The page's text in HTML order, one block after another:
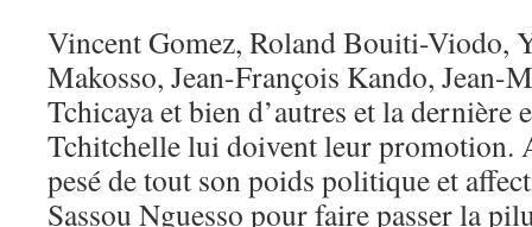
Vincent Gomez, Roland Bouiti-Viodo,
Makosso, Jean-François Kando, Jean-
Tchicaya et bien d’autres et la dernière
Tchitchelle lui doivent leur promotion.
pesé de tout son poids politique et
Sassou Nguesso pour faire passer la